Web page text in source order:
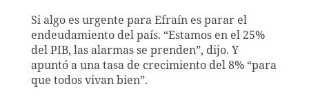
Si algo es urgente para Efraín es parar el
endeudamiento del país. “Estamos en el 25%
del PIB, las alarmas se prenden”, dijo. Y
apuntó a una tasa de crecimiento del 8% “para
que todos vivan bien”.